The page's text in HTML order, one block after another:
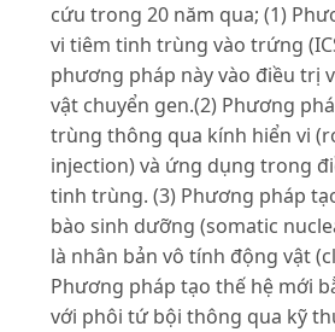
cứu trong 20 năm qua; (1)
vi tiêm tinh trùng vào trứng
phương pháp này vào điều trị
vật chuyển gen.(2) Phương
trùng thông qua kính hiển vi
injection) và ứng dụng trong
tinh trùng. (3) Phương pháp
bào sinh dưỡng (somatic
là nhân bản vô tính động vật
Phương pháp tạo thế hệ mới
với phôi tứ bội thông qua kỹ